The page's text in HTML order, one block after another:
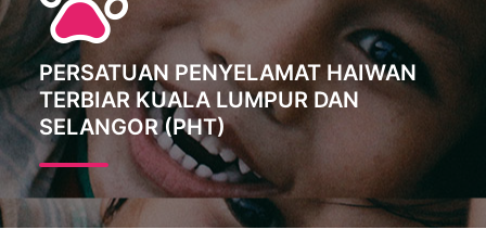
PERSATUAN PENYELAMAT HAIWAN
TERBIAR KUALA LUMPUR DAN
SELANGOR (PHT)